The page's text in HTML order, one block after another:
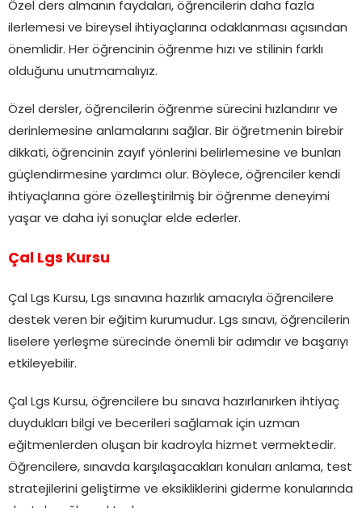
Özel ders almanın faydaları, öğrencilerin daha fazla
ilerlemesi ve bireysel ihtiyaçlarına odaklanması açısından
önemlidir. Her öğrencinin öğrenme hızı ve stilinin farklı
olduğunu unutmamalıyız.
Özel dersler, öğrencilerin öğrenme sürecini hızlandırır ve
derinlemesine anlamalarını sağlar. Bir öğretmenin birebir
dikkati, öğrencinin zayıf yönlerini belirlemesine ve bunları
güçlendirmesine yardımcı olur. Böylece, öğrenciler kendi
ihtiyaçlarına göre özelleştirilmiş bir öğrenme deneyimi
yaşar ve daha iyi sonuçlar elde ederler.
Çal Lgs Kursu
Çal Lgs Kursu, Lgs sınavına hazırlık amacıyla öğrencilere
destek veren bir eğitim kurumudur. Lgs sınavı, öğrencilerin
liselere yerleşme sürecinde önemli bir adımdır ve başarıyı
etkileyebilir.
Çal Lgs Kursu, öğrencilere bu sınava hazırlanırken ihtiyaç
duydukları bilgi ve becerileri sağlamak için uzman
eğitmenlerden oluşan bir kadroyla hizmet vermektedir.
Öğrencilere, sınavda karşılaşacakları konuları anlama, test
stratejilerini geliştirme ve eksikliklerini giderme konularında